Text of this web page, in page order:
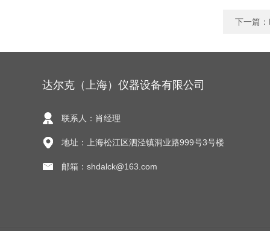
下一篇：
达尔克（上海）仪器设备有限公司
联系人：肖经理
地址：上海松江区泗泾镇洞业路999号3号楼
邮箱：shdalck@163.com